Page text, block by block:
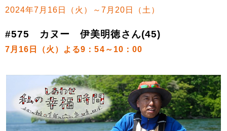
2024年7月16日（火）～7月20日（土）
#575 カヌー 伊美明徳さん(45)
7月16日（火）よる9：54～10：00